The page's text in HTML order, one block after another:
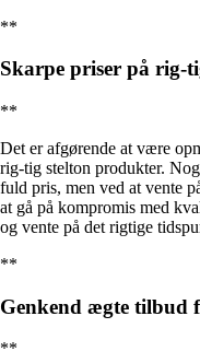
**
Skarpe priser på rig-
**
Det er afgørende at være
rig-tig stelton produkter.
fuld pris, men ved at vente
at gå på kompromis med
og vente på det rigtige
**
Genkend ægte tilbud
**